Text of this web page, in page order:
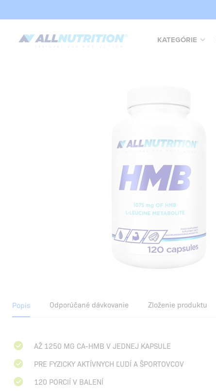
KATEGÓRIE
Popis Odporúčané dávkovanie Zloženie produktu
AŽ 1250 MG CA-HMB V JEDNEJ KAPSULE
PRE FYZICKY AKTÍVNYCH ĽUDÍ A ŠPORTOVCOV
120 PORCIÍ V BALENÍ